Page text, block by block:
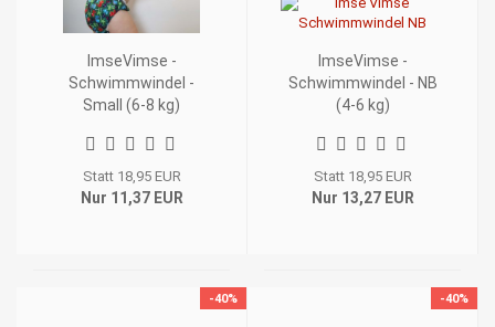
ImseVimse -
Schwimmwindel -
Small (6-8 kg)
Statt 18,95 EUR
Nur 11,37 EUR
ImseVimse -
Schwimmwindel - NB
(4-6 kg)
Statt 18,95 EUR
Nur 13,27 EUR
-40% -40%